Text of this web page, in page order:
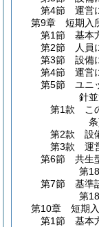
第4節
運営
第9章
短期入
第1節
基本
第2節
人員
第3節
設備
第4節
運営
第5節
ユニ
針
第1款
こ
第2款
設
第3款
運
第6節
共生
第
第7節
基準
第
第10章
短期
第1節
基本